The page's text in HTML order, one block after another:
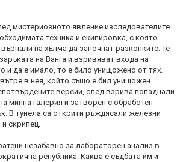
мистериозното явление изследователите
техника и екипировка, с която
на хълма да започнат разкопките. Те
на Ванга и взривяват входа на
и да е имало, то е било унищожено от тях.
в нея, който също е бил унищожен.
версии, след взрива попаднали
минна галерия и затворен с обработен
В тунела са открити ръждясали железни
скрипец.
незабавно за лабораторен анализ в
република. Каква е съдбата им и